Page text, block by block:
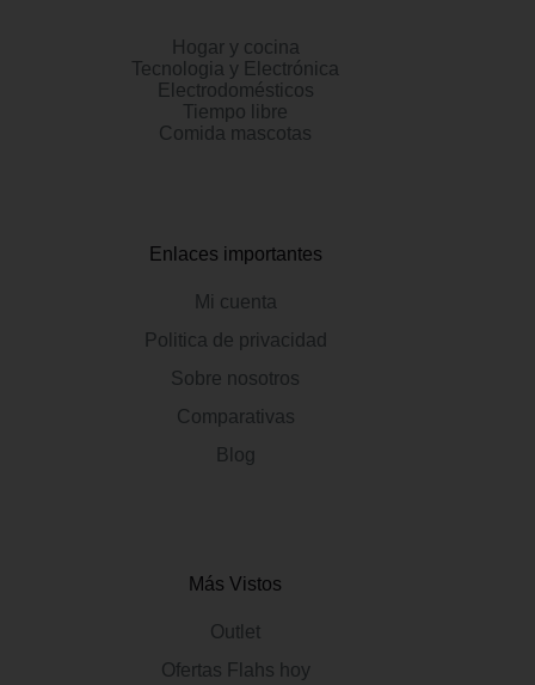
Hogar y cocina
Tecnologia y Electrónica
Electrodomésticos
Tiempo libre
Comida mascotas
Enlaces importantes
Mi cuenta
Politica de privacidad
Sobre nosotros
Comparativas
Blog
Más Vistos
Outlet
Ofertas Flahs hoy